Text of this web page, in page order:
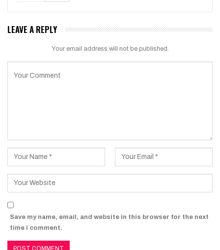
LEAVE A REPLY
Your email address will not be published.
Save my name, email, and website in this browser for the next
time I comment.